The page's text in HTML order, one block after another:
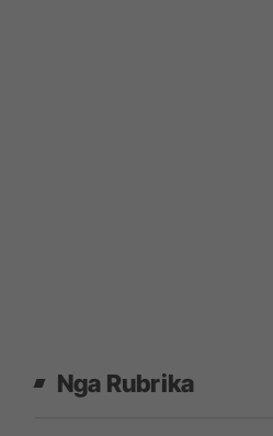
Nga Rubrika